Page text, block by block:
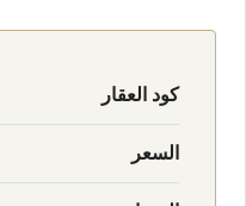
كود العقار
السعر